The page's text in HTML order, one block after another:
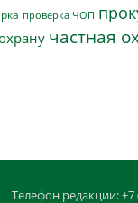
проверка ЧОП
частная
Телефон редакции: +7